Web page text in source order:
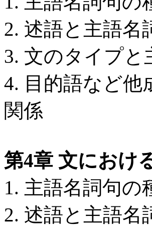
2. 述語と主語名
3. 文のタイプと
4. 目的語など他
関係
第4章 文におけ
1. 主語名詞句の
2. 述語と主語名